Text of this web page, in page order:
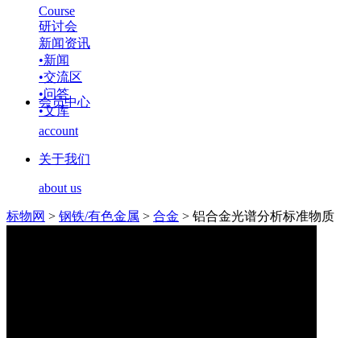
Course
研讨会
新闻资讯
•新闻
•交流区
•问答
•文库
会员中心
account
关于我们
about us
标物网 > 钢铁/有色金属 > 合金 > 铝合金光谱分析标准物质